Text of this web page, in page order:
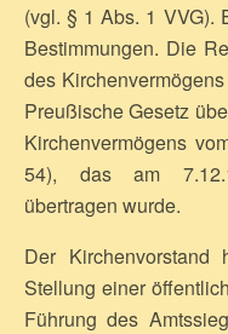
(vgl. § 1 Abs. 1 VVG).
Bestimmungen. Die
des
Preußische Gesetz
Kirchenvermögens
54), das am
übertragen wurde.
Der
Stellung einer
Führung des